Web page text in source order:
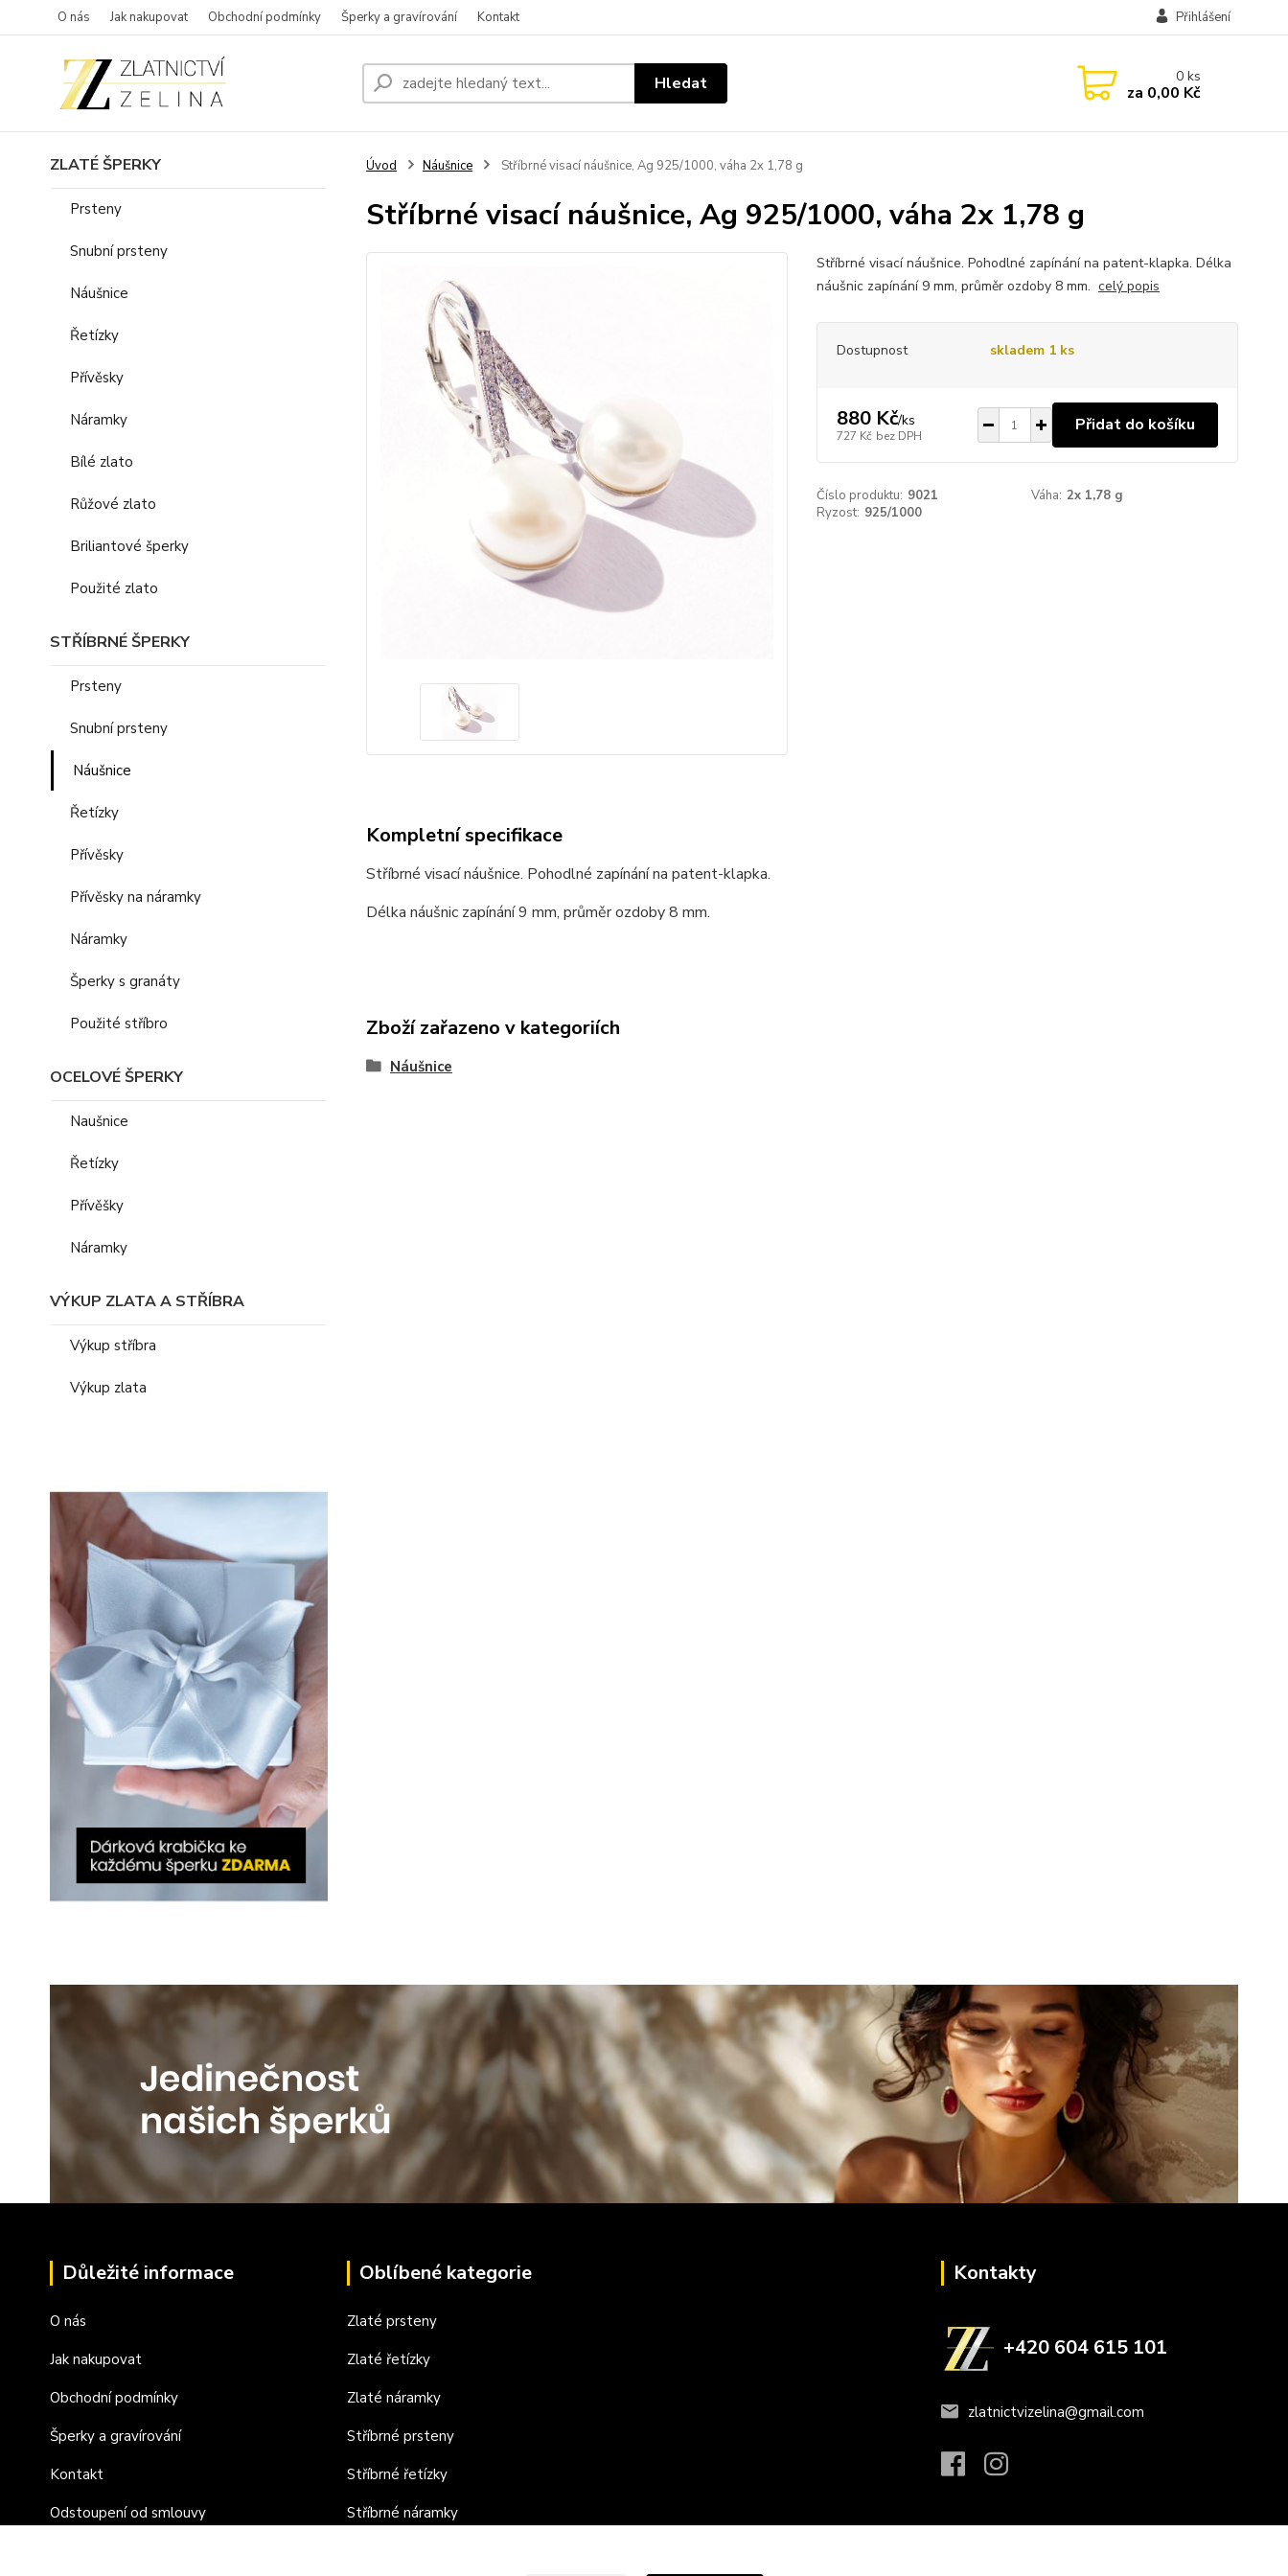
O nás Jak nakupovat Obchodní podmínky Šperky a gravírování Kontakt Přihlášení
Hledat 0ks
za 0,00 Kč
ZLATÉ ŠPERKY
Prsteny
Snubní prsteny
Náušnice
Řetízky
Přívěsky
Náramky
Bílé zlato
Růžové zlato
Briliantové šperky
Použité zlato
STŘÍBRNÉ ŠPERKY
Prsteny
Snubní prsteny
Náušnice
Řetízky
Přívěsky
Přívěsky na náramky
Náramky
Šperky s granáty
Použité stříbro
OCELOVÉ ŠPERKY
Naušnice
Řetízky
Přívěšky
Náramky
VÝKUP ZLATA A STŘÍBRA
Výkup stříbra
Výkup zlata
Úvod Náušnice Stříbrné visací náušnice, Ag 925/1000, váha 2x 1,78 g
Stříbrné visací náušnice, Ag 925/1000, váha 2x 1,78 g
Stříbrné visací náušnice. Pohodlné zapínání na patent-klapka. Délka
náušnic zapínání 9 mm, průměr ozdoby 8 mm. celý popis
Dostupnost skladem 1 ks
880 Kč/ks
727 Kč bez DPH
Přidat do košíku
Číslo produktu: 9021 Váha: 2x 1,78 g
Ryzost: 925/1000
Kompletní specifikace
Stříbrné visací náušnice. Pohodlné zapínání na patent-klapka.
Délka náušnic zapínání 9 mm, průměr ozdoby 8 mm.
Zboží zařazeno v kategoriích
Náušnice
Důležité informace
O nás
Jak nakupovat
Obchodní podmínky
Šperky a gravírování
Kontakt
Odstoupení od smlouvy
Oblíbené kategorie
Zlaté prsteny
Zlaté řetízky
Zlaté náramky
Stříbrné prsteny
Stříbrné řetízky
Stříbrné náramky
Kontakty
+420 604 615 101
zlatnictvizelina@gmail.com